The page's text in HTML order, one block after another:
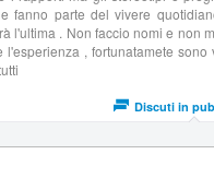
fanno parte del vivere
l'ultima . Non faccio nomi e non
, fortunatamete
Discuti in